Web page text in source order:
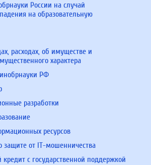
России на случай
на образовательную
расходах, об имуществе и
характера
РФ
разработки
ресурсов
защите от IT-мошенничества
с государственной поддержкой